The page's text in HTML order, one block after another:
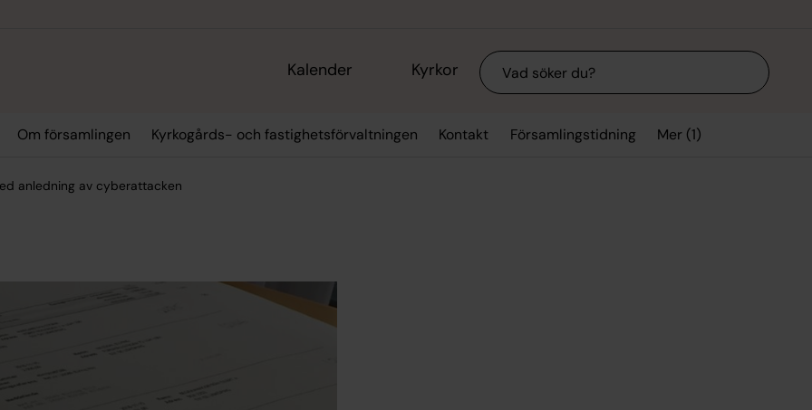
Kalender Kyrkor Sök
Om församlingen Kyrkogårds- och fastighetsförvaltningen Kontakt Församlingstidning Mer (1)
anledning av cyberattacken